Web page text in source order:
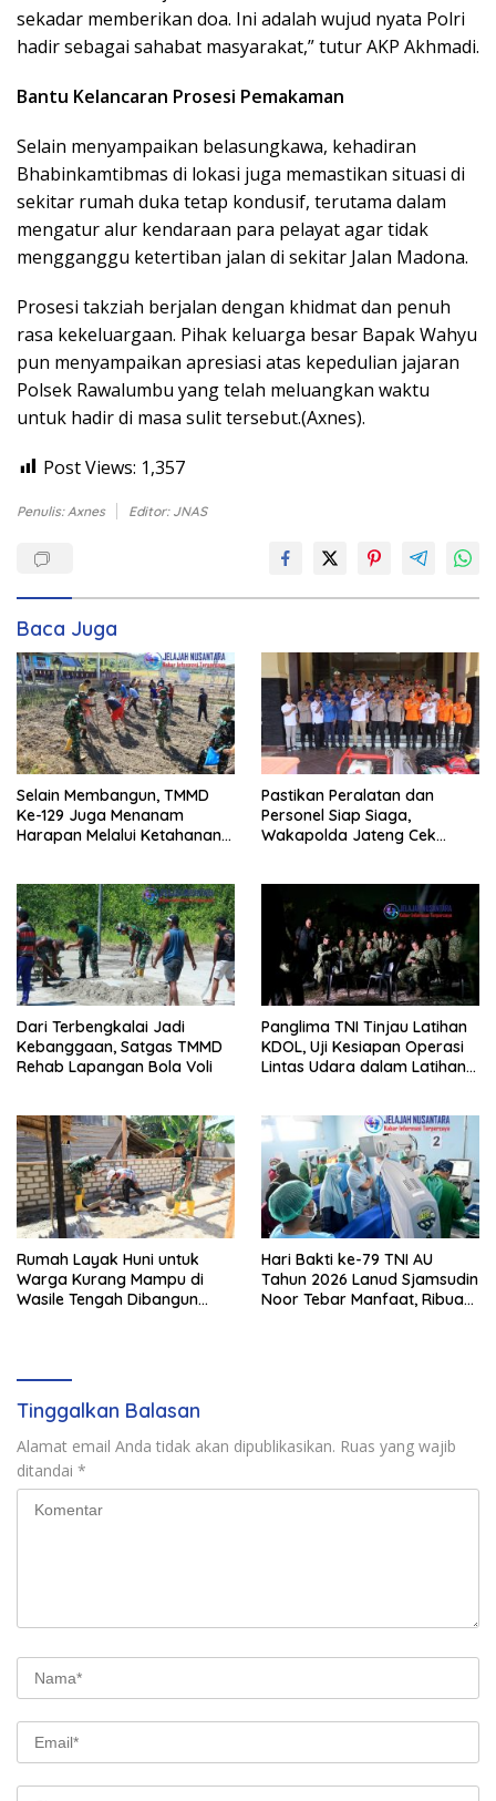
sekadar memberikan doa. Ini adalah wujud nyata Polri
hadir sebagai sahabat masyarakat,” tutur AKP Akhmadi.
Bantu Kelancaran Prosesi Pemakaman
Selain menyampaikan belasungkawa, kehadiran
Bhabinkamtibmas di lokasi juga memastikan situasi di
sekitar rumah duka tetap kondusif, terutama dalam
mengatur alur kendaraan para pelayat agar tidak
mengganggu ketertiban jalan di sekitar Jalan Madona.
Prosesi takziah berjalan dengan khidmat dan penuh
rasa kekeluargaan. Pihak keluarga besar Bapak Wahyu
pun menyampaikan apresiasi atas kepedulian jajaran
Polsek Rawalumbu yang telah meluangkan waktu
untuk hadir di masa sulit tersebut.(Axnes).
Post Views: 1,357
Penulis: Axnes Editor: JNAS
Baca Juga
Selain Membangun, TMMD
Ke-129 Juga Menanam
Harapan Melalui Ketahanan
Pastikan Peralatan dan
Personel Siap Siaga,
Wakapolda Jateng Cek
Dari Terbengkalai Jadi
Kebanggaan, Satgas TMMD
Rehab Lapangan Bola Voli
Panglima TNI Tinjau Latihan
KDOL, Uji Kesiapan Operasi
Lintas Udara dalam Latihan
Rumah Layak Huni untuk
Warga Kurang Mampu di
Wasile Tengah Dibangun
Hari Bakti ke-79 TNI AU
Tahun 2026 Lanud Sjamsudin
Noor Tebar Manfaat, Ribuan
Tinggalkan Balasan
Alamat email Anda tidak akan dipublikasikan. Ruas yang wajib
ditandai *